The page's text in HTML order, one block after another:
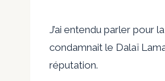
J’ai entendu parler pour
condamnait le Dalaï
réputation.